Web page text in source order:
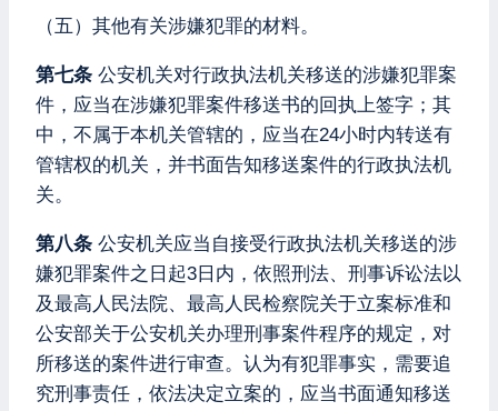
（五）其他有关涉嫌犯罪的材料。
第七条 公安机关对行政执法机关移送的涉嫌犯罪案
件，应当在涉嫌犯罪案件移送书的回执上签字；其
中，不属于本机关管辖的，应当在24小时内转送有
管辖权的机关，并书面告知移送案件的行政执法机
关。
第八条 公安机关应当自接受行政执法机关移送的涉
嫌犯罪案件之日起3日内，依照刑法、刑事诉讼法以
及最高人民法院、最高人民检察院关于立案标准和
公安部关于公安机关办理刑事案件程序的规定，对
所移送的案件进行审查。认为有犯罪事实，需要追
究刑事责任，依法决定立案的，应当书面通知移送